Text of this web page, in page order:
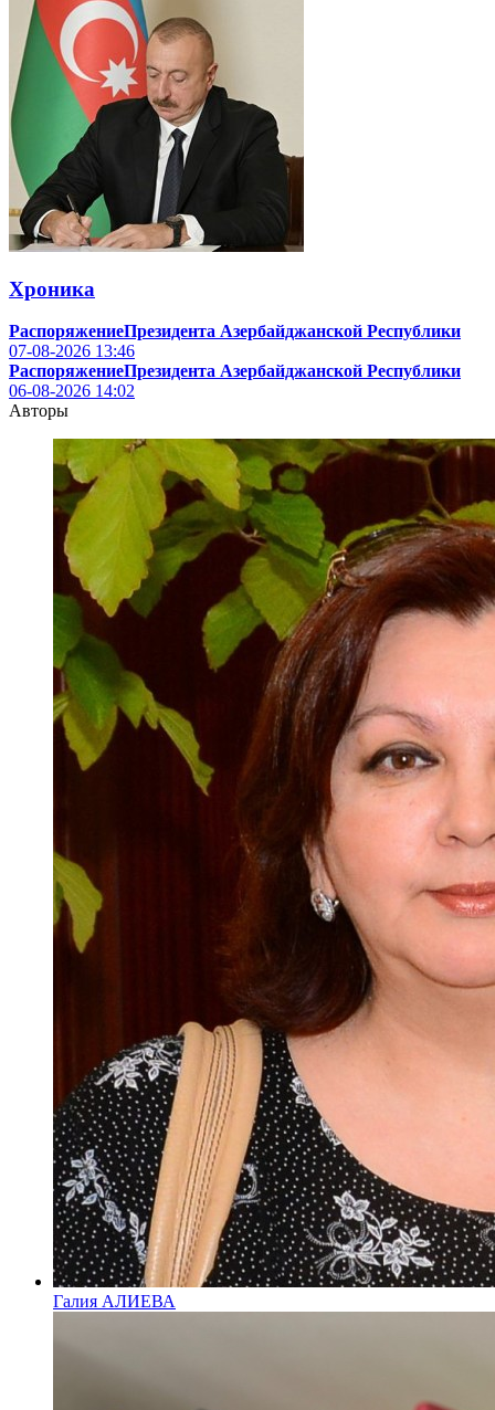
Хроника
РаспоряжениеПрезидента Азербайджанской Республики
07-08-2026 13:46
РаспоряжениеПрезидента Азербайджанской Республики
06-08-2026 14:02
Авторы
Галия АЛИЕВА